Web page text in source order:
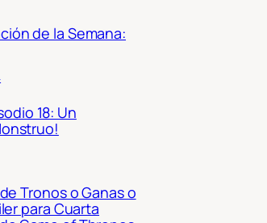
de la Semana:
18: Un
Tronos o Ganas o
para Cuarta